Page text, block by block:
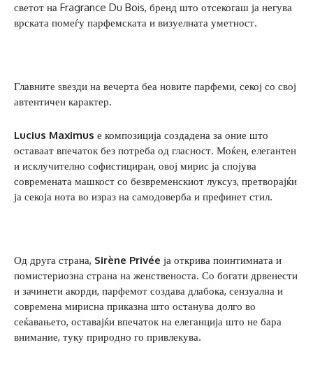
светот на Fragrance Du Bois, бренд што отсекогаш ја негува
врската помеѓу парфемската и визуелната уметност.
Главните ѕвезди на вечерта беа новите парфеми, секој со свој
автентичен карактер.
Lucius Maximus е композиција создадена за оние што
оставаат впечаток без потреба од гласност. Моќен, елегантен
и исклучително софистициран, овој мирис ја спојува
современата машкост со безвременскиот луксуз, претворајќи
ја секоја нота во израз на самодоверба и префинет стил.
Од друга страна, Sirène Privée ја открива поинтимната и
помистериозна страна на женственоста. Со богати дрвенести
и зачинети акорди, парфемот создава длабока, сензуална и
современа мирисна приказна што останува долго во
сеќавањето, оставајќи впечаток на елеганција што не бара
внимание, туку природно го привлекува.